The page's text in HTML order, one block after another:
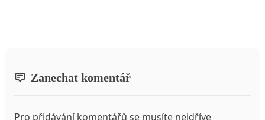
Zanechat komentář
Pro přidávání komentářů se musíte nejdříve